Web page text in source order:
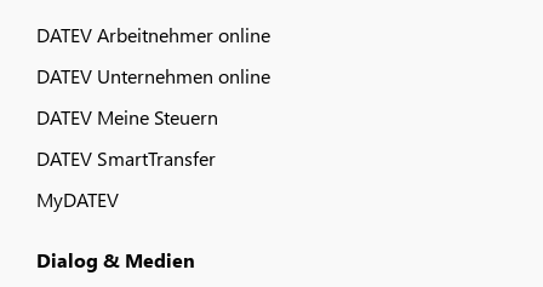
DATEV Arbeitnehmer online
DATEV Unternehmen online
DATEV Meine Steuern
DATEV SmartTransfer
MyDATEV
Dialog & Medien